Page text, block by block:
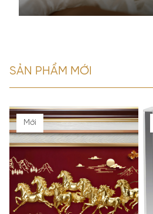
SẢN PHẨM MỚI
Mới